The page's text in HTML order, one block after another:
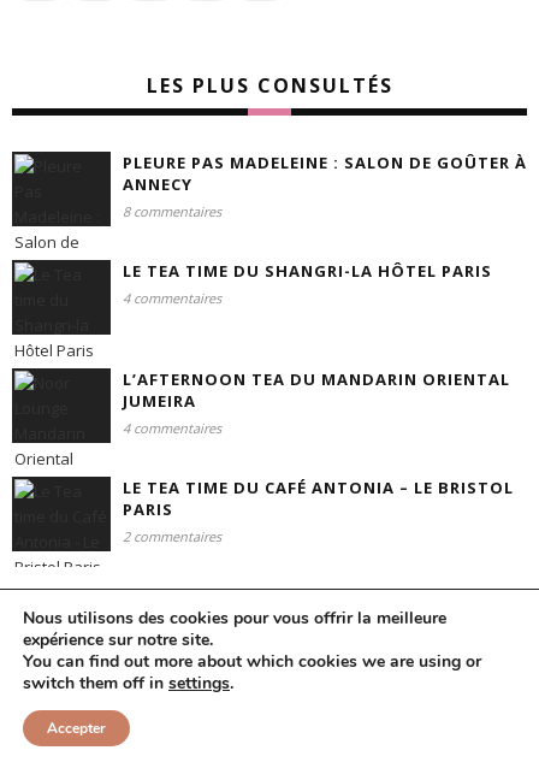
LES PLUS CONSULTÉS
PLEURE PAS MADELEINE : SALON DE GOÛTER À
ANNECY
8 commentaires
LE TEA TIME DU SHANGRI-LA HÔTEL PARIS
4 commentaires
L’AFTERNOON TEA DU MANDARIN ORIENTAL
JUMEIRA
4 commentaires
LE TEA TIME DU CAFÉ ANTONIA – LE BRISTOL
PARIS
2 commentaires
MOTS CLÉS
Anecdote
Business Class
Nous utilisons des cookies pour vous offrir la meilleure
expérience sur notre site.
You can find out more about which cookies we are using or
switch them off in settings.
Accepter